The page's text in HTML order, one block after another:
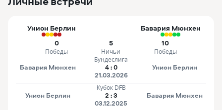
Унион Берлин
Бавария Мюнхен
0
Победы
5
Ничьи
10
Победы
Бавария Мюнхен
Бундеслига
4:0
21.03.2026
Унион Берлин
Унион Берлин
Кубок DFB
2 :3
03.12.2025
Бавария Мюнхен